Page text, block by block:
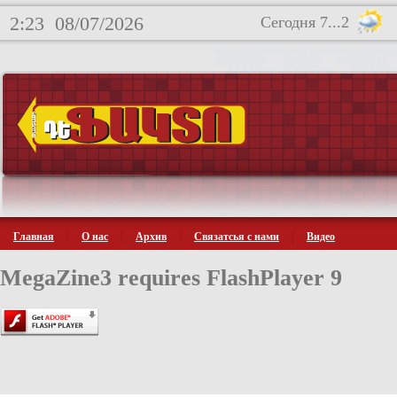
2:23 08/07/2026 Сегодня 7...2
Главная О нас Архив Связатсья с нами Видео
MegaZine3 requires FlashPlayer 9